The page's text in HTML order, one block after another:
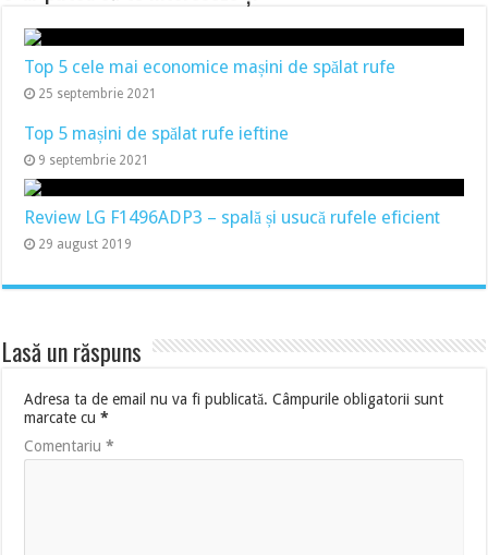
Top 5 cele mai economice mașini de spălat rufe
25 septembrie 2021
Top 5 mașini de spălat rufe ieftine
9 septembrie 2021
Review LG F1496ADP3 – spală și usucă rufele eficient
29 august 2019
Lasă un răspuns
Adresa ta de email nu va fi publicată. Câmpurile obligatorii sunt
marcate cu*
Comentariu*